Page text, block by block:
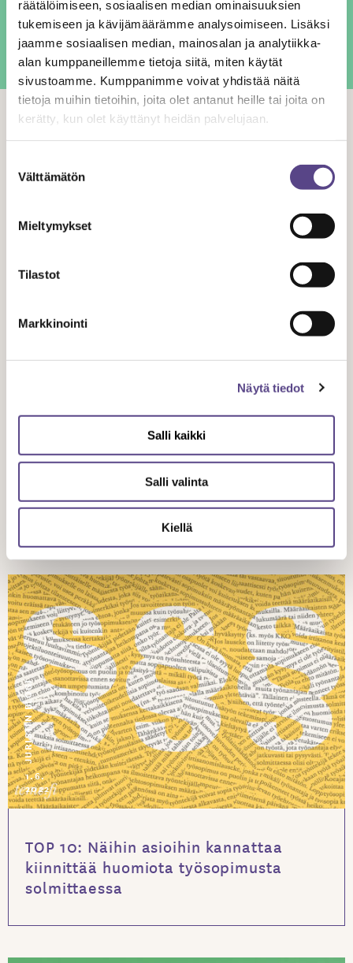
räätälöimiseen, sosiaalisen median ominaisuuksien
tukemiseen ja kävijämäärämme analysoimiseen. Lisäksi
jaamme sosiaalisen median, mainosalan ja analytiikka-
alan kumppaneillemme tietoja siitä, miten käytät
sivustoamme. Kumppanimme voivat yhdistää näitä
tietoja muihin tietoihin, joita olet antanut heille tai joita on
kerätty, kun olet käyttänyt heidän palvelujaan.
valinta
Välttämätön
Mieltymykset
Tilastot
Markkinointi
Näytä tiedot
Salli kaikki
Salli valinta
Kiellä
Kirjoittaja on juristi ja Temen toiminnanjohtaja 2015-2022.
Aiheeseen liittyvät artikkelit
JURISTIN BLOGI
15.11.
hallitusohjelmatavoitteet 2019
JURISTIN BLOGI
1.6.
2022
TOP 10: Näihin asioihin kannattaa
kiinnittää huomiota työsopimusta
solmittaessa